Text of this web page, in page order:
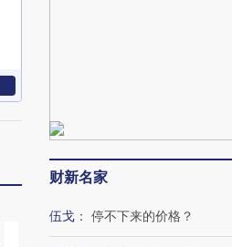
财新名家
伍戈 ： 停不下来的价格？